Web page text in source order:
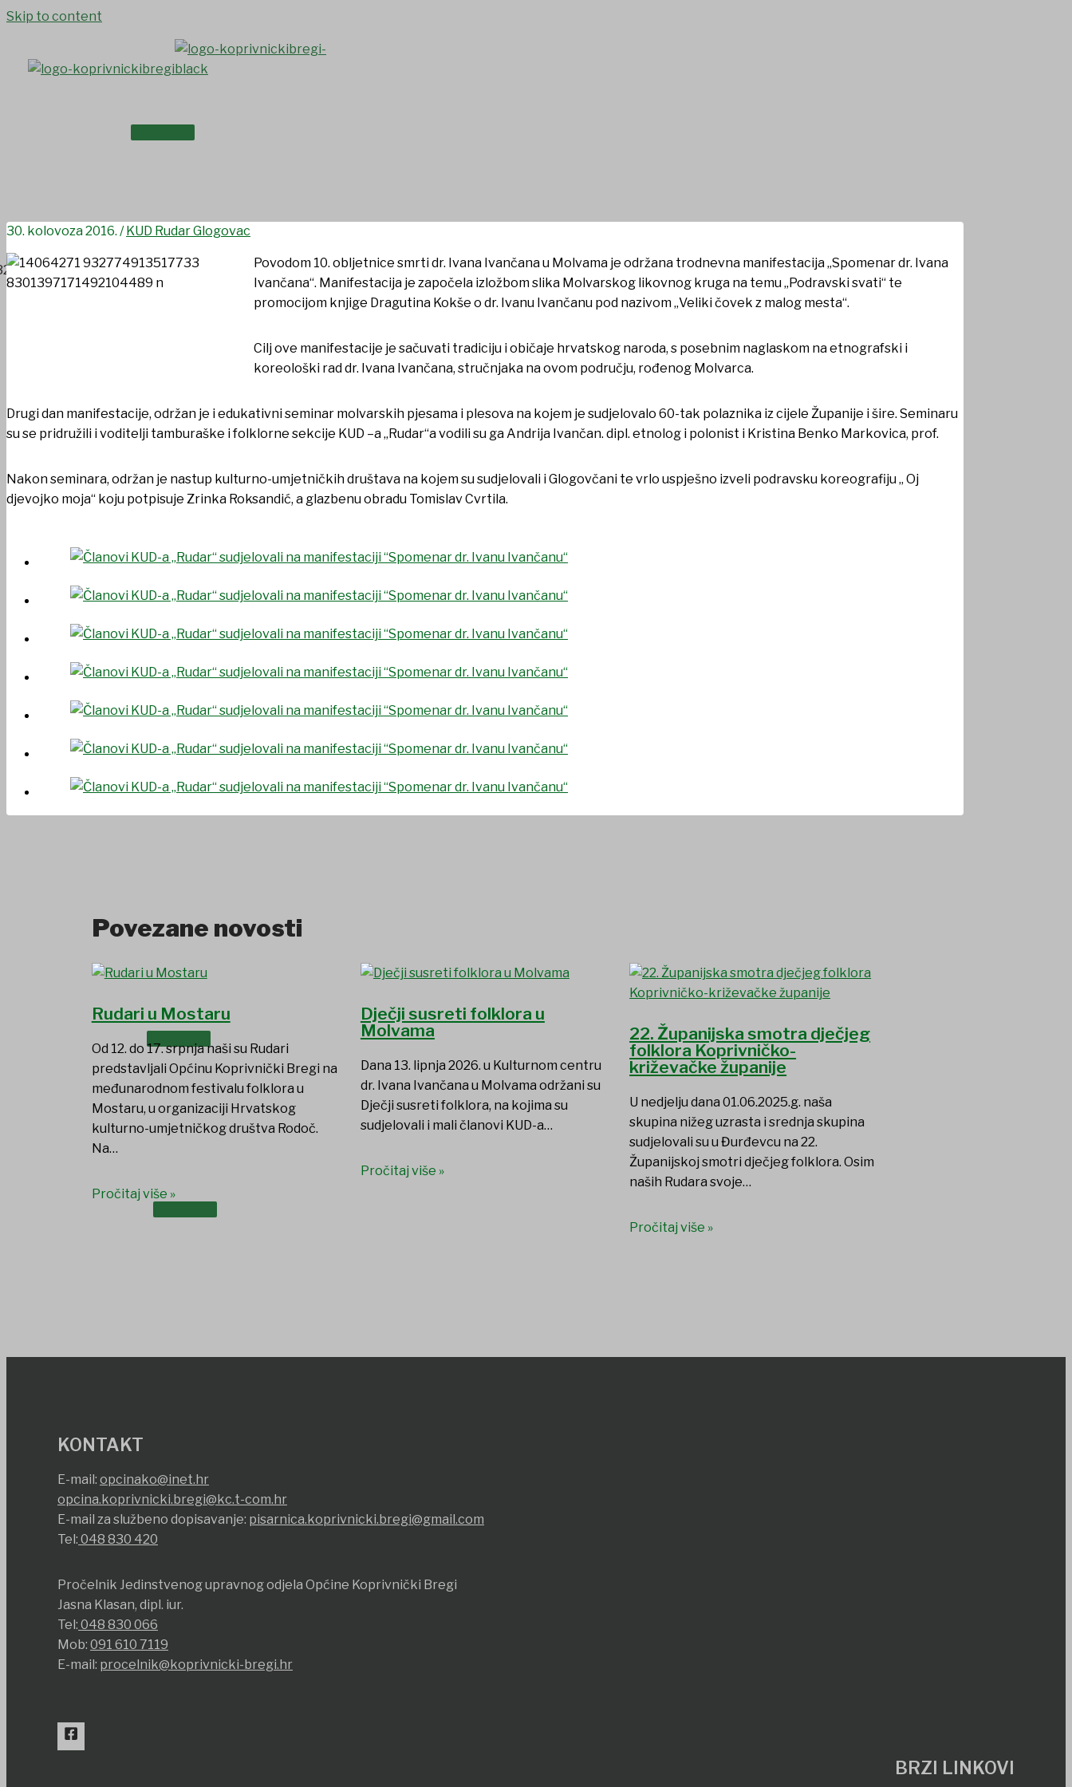
Skip to content
UDRUGE I DRUŠTVA
Članovi KUD-a „Rudar“ sudjelovali na manifestaciji “Spomenar dr. Ivanu
30. kolovoza 2016. /KUD Rudar Glogovac
Povodom 10. obljetnice smrti dr. Ivana Ivančana u Molvama je održana trodnevna manifestacija „Spomenar dr. Ivana
Ivančana“. Manifestacija je započela izložbom slika Molvarskog likovnog kruga na temu „Podravski svati“ te
promocijom knjige Dragutina Kokše o dr. Ivanu Ivančanu pod nazivom „Veliki čovek z malog mesta“.
Cilj ove manifestacije je sačuvati tradiciju i običaje hrvatskog naroda, s posebnim naglaskom na etnografski i
koreološki rad dr. Ivana Ivančana, stručnjaka na ovom području, rođenog Molvarca.
Drugi dan manifestacije, održan je i edukativni seminar molvarskih pjesama i plesova na kojem je sudjelovalo 60-tak polaznika iz cijele Županije i šire. Seminaru
su se pridružili i voditelji tamburaške i folklorne sekcije KUD –a „Rudar“a vodili su ga Andrija Ivančan. dipl. etnolog i polonist i Kristina Benko Markovica, prof.
Nakon seminara, održan je nastup kulturno-umjetničkih društava na kojem su sudjelovali i Glogovčani te vrlo uspješno izveli podravsku koreografiju „ Oj
djevojko moja“ koju potpisuje Zrinka Roksandić, a glazbenu obradu Tomislav Cvrtila.
Povezane novosti
Rudari u Mostaru
Od 12. do 17. srpnja naši su Rudari
predstavljali Općinu Koprivnički Bregi na
međunarodnom festivalu folklora u
Mostaru, u organizaciji Hrvatskog
kulturno-umjetničkog društva Rodoč.
Na…
Pročitaj više »
Dječji susreti folklora u
Molvama
Dana 13. lipnja 2026. u Kulturnom centru
dr. Ivana Ivančana u Molvama održani su
Dječji susreti folklora, na kojima su
sudjelovali i mali članovi KUD-a…
Pročitaj više »
22. Županijska smotra dječjeg
folklora Koprivničko-
križevačke županije
U nedjelju dana 01.06.2025.g. naša
skupina nižeg uzrasta i srednja skupina
sudjelovali su u Đurđevcu na 22.
Županijskoj smotri dječjeg folklora. Osim
naših Rudara svoje…
Pročitaj više »
KONTAKT
E-mail: opcinako@inet.hr
opcina.koprivnicki.bregi@kc.t-com.hr
E-mail za službeno dopisavanje: pisarnica.koprivnicki.bregi@gmail.com
Tel: 048 830 420
Pročelnik Jedinstvenog upravnog odjela Općine Koprivnički Bregi
Jasna Klasan, dipl. iur.
Tel: 048 830 066
Mob: 091 610 7119
E-mail: procelnik@koprivnicki-bregi.hr
BRZI LINKOVI